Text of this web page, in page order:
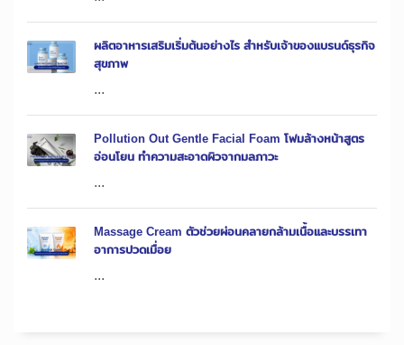
ผลิตอาหารเสริมเริ่มต้นอย่างไร สำหรับเจ้าของแบรนด์ธุรกิจ
สุขภาพ
...
Pollution Out Gentle Facial Foam โฟมล้างหน้าสูตร
อ่อนโยน ทำความสะอาดผิวจากมลภาวะ
...
Massage Cream ตัวช่วยผ่อนคลายกล้ามเนื้อและบรรเทา
อาการปวดเมื่อย
...